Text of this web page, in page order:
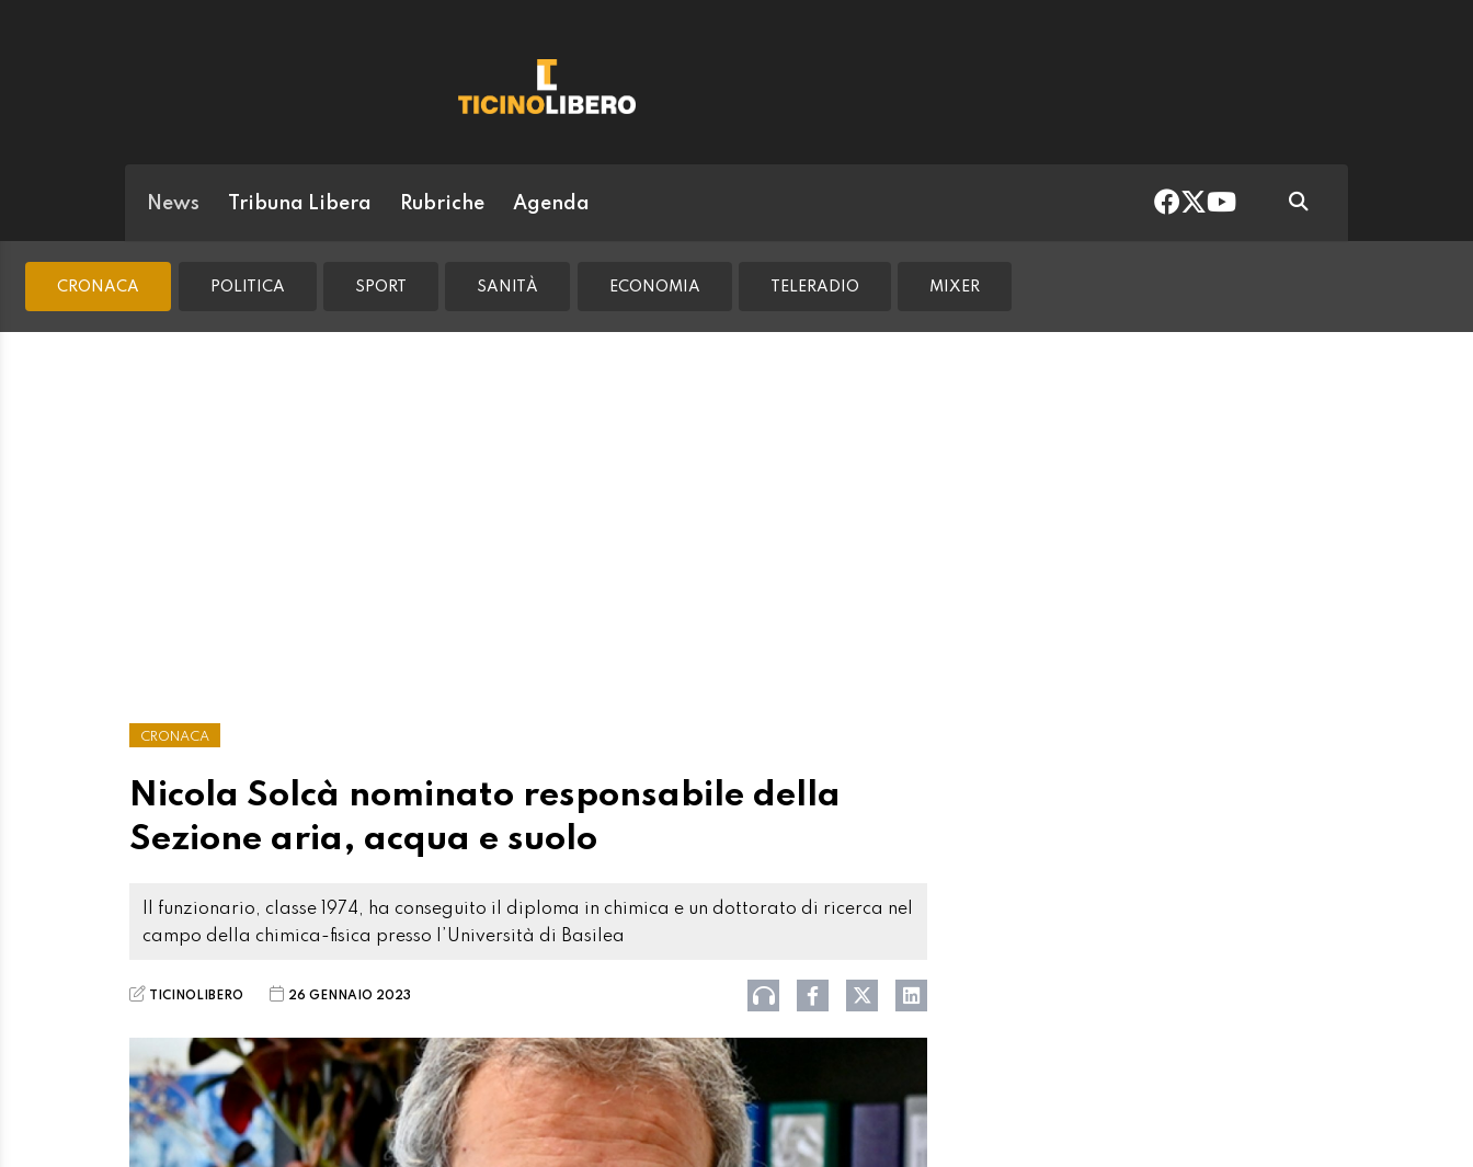
News Tribuna Libera Rubriche Agenda
CRONACA POLITICA SPORT SANITÀ ECONOMIA TELERADIO MIXER
CRONACA
Nicola Solcà nominato responsabile della
Sezione aria, acqua e suolo
Il funzionario, classe 1974, ha conseguito il diploma in chimica e un dottorato di ricerca nel
campo della chimica-fisica presso l’Università di Basilea
TICINOLIBERO 26 GENNAIO 2023